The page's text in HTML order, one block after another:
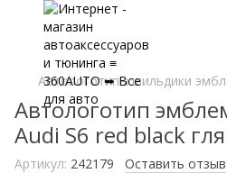
Автологотипы шильдики
Автологотип
Audi S6 red black
Артикул: 242179 Оставить отзыв